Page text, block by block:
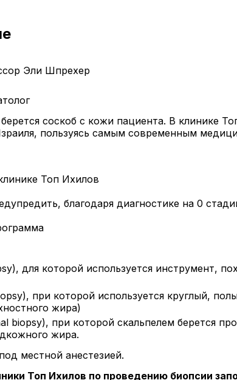
Эли Шпрехер
соскоб с кожи пациента. В клинике
пользуясь самым современным
Топ Ихилов
благодаря диагностике на 0
для которой используется инструмент,
при которой используется круглый,
жира)
biopsy), при которой скальпелем берется
жира.
местной анестезией.
Топ Ихилов по проведению биопсии